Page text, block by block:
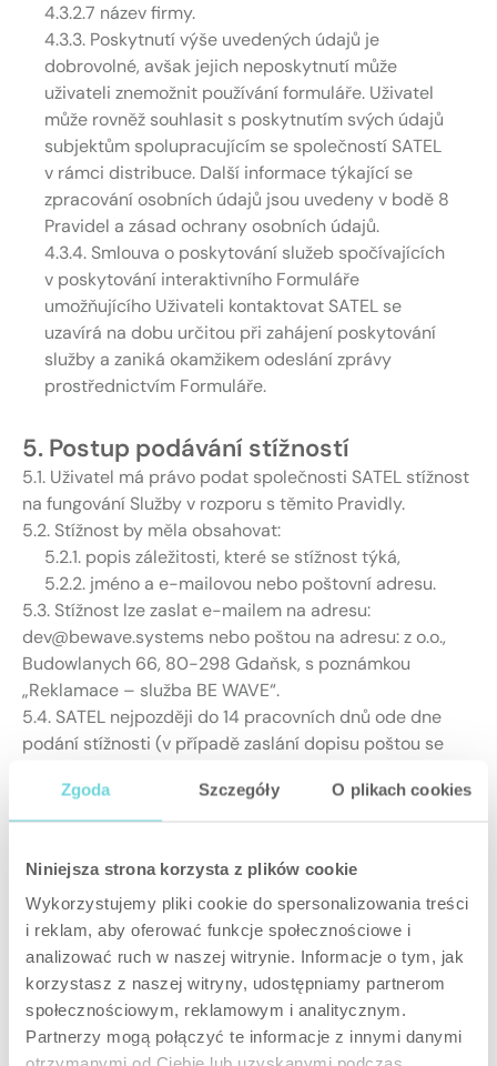
Zgoda Szczegóły O plikach cookies
Niniejsza strona korzysta z plików cookie
Wykorzystujemy pliki cookie do spersonalizowania treści
i reklam, aby oferować funkcje społecznościowe i
analizować ruch w naszej witrynie. Informacje o tym, jak
korzystasz z naszej witryny, udostępniamy partnerom
społecznościowym, reklamowym i analitycznym.
Partnerzy mogą połączyć te informacje z innymi danymi
4.3.2.7 název firmy.
4.3.3. Poskytnutí výše uvedených údajů je
dobrovolné, avšak jejich neposkytnutí může
uživateli znemožnit používání formuláře. Uživatel
může rovněž souhlasit s poskytnutím svých údajů
subjektům spolupracujícím se společností SATEL
v rámci distribuce. Další informace týkající se
zpracování osobních údajů jsou uvedeny v bodě 8
Pravidel a zásad ochrany osobních údajů.
4.3.4. Smlouva o poskytování služeb spočívajících
v poskytování interaktivního Formuláře
umožňujícího Uživateli kontaktovat SATEL se
uzavírá na dobu určitou při zahájení poskytování
služby a zaniká okamžikem odeslání zprávy
prostřednictvím Formuláře.
5. Postup podávání stížností
5.1. Uživatel má právo podat společnosti SATEL stížnost
na fungování Služby v rozporu s těmito Pravidly.
5.2. Stížnost by měla obsahovat:
5.2.1. popis záležitosti, které se stížnost týká,
5.2.2. jméno a e-mailovou nebo poštovní adresu.
5.3. Stížnost lze zaslat e-mailem na adresu:
dev@bewave.systems nebo poštou na adresu: z o.o.,
Budowlanych 66, 80-298 Gdaňsk, s poznámkou
„Reklamace – služba BE WAVE“.
5.4. SATEL nejpozději do 14 pracovních dnů ode dne
podání stížnosti (v případě zaslání dopisu poštou se
registračním systému SATEL) sdělí Uživateli své
rozhodnutí o stížnosti.
lhůtu uvedenou v bodě 5.4. – maximálně o 14 dní – v
případě, že prošetření stížnosti vyžaduje netypické,
zvláštní úkony a opatření nebo narazí na překážky, které
SATEL nezavinil (poruchy zařízení, internetové sítě
apod.). SATEL dále stanoví, že prošetření reklamace
může vyžadovat dodatečná vysvětlení ze strany
Uživatele – doba pro podání těchto vysvětlení